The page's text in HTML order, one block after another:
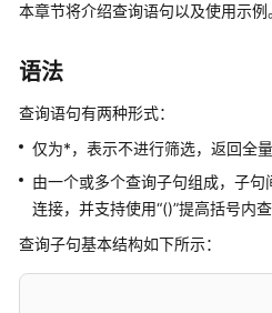
画
品
介
绍
计
费
说
本章节将介绍查询语句以及使用示例
语法
查询语句有两种形式：
仅为*，表示不进行筛选，返回全量
由一个或多个查询子句组成，子句
连接，并支持使用“()”提高括号内
查询子句基本结构如下所示：